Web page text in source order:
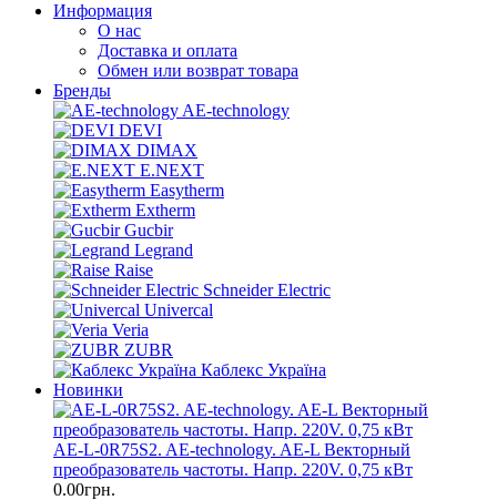
Информация
О нас
Доставка и оплата
Обмен или возврат товара
Бренды
AE-technology
DEVI
DIMAX
E.NEXT
Easytherm
Extherm
Gucbir
Legrand
Raise
Schneider Electric
Univercal
Veria
ZUBR
Каблекс Україна
Новинки
AE-L-0R75S2. AE-technology. AE-L Векторный
преобразователь частоты. Напр. 220V. 0,75 кВт
0.00грн.